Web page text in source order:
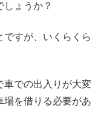
ょうか？
ですが、いくらくら
車での出入りが大変
場を借りる必要があ